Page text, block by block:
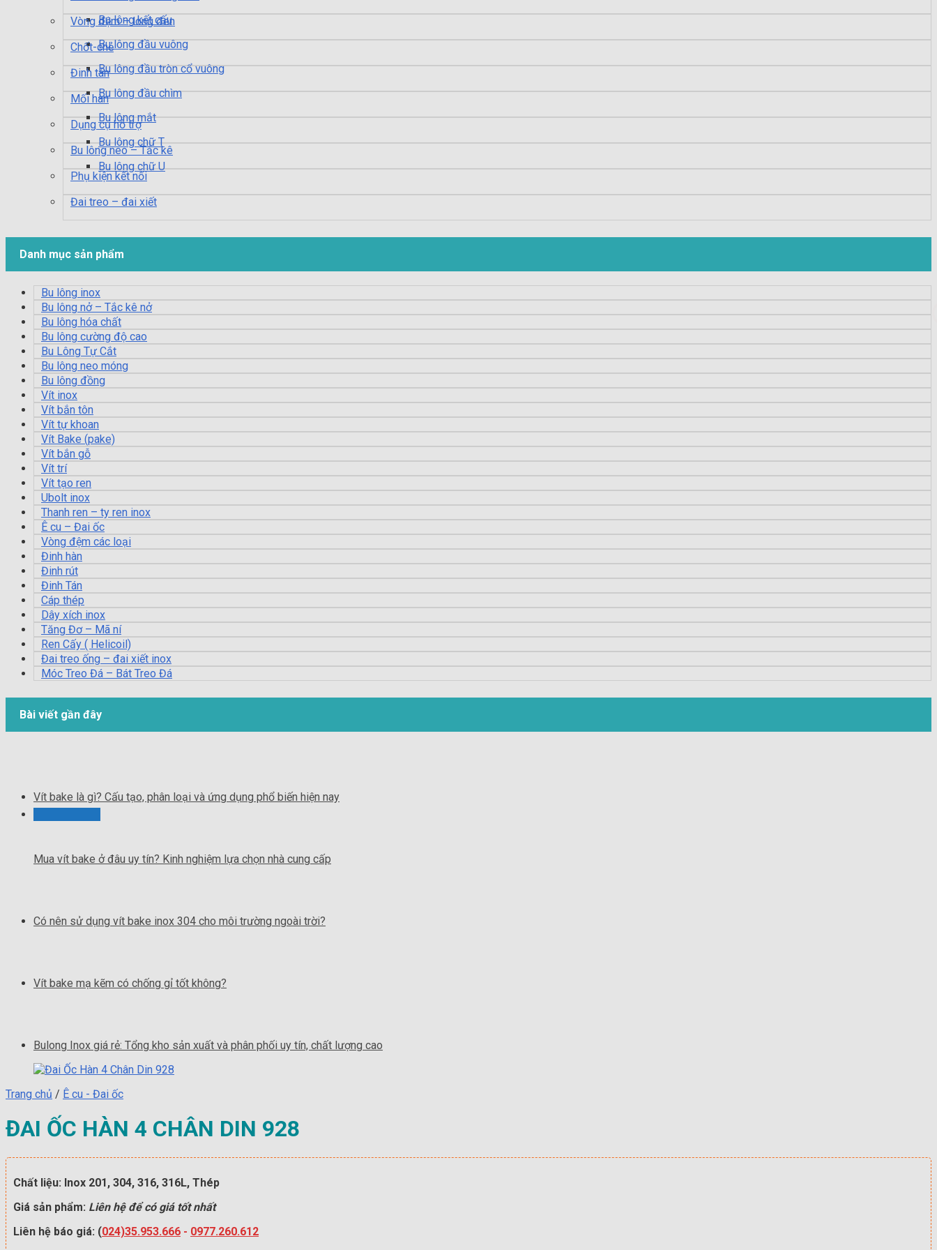
Bu lông kết cấu
Bu lông đầu vuông
Bu lông đầu tròn cổ vuông
Bu lông đầu chìm
Bu lông mắt
Bu lông chữ T
Bu lông chữ U
Vòng đệm – long đen
Chốt-chẻ
Đinh tán
Mối hàn
Dụng cụ hỗ trợ
Bu lông neo – Tắc kê
Phụ kiện kết nối
Đai treo – đai xiết
Danh mục sản phẩm
Bu lông inox
Bu lông nở – Tắc kê nở
Bu lông hóa chất
Bu lông cường độ cao
Bu Lông Tự Cắt
Bu lông neo móng
Bu lông đồng
Vít inox
Vít bắn tôn
Vít tự khoan
Vít Bake (pake)
Vít bắn gỗ
Vít trí
Vít tạo ren
Ubolt inox
Thanh ren – ty ren inox
Ê cu – Đai ốc
Vòng đệm các loại
Đinh hàn
Đinh rút
Đinh Tán
Cáp thép
Dây xích inox
Tăng Đơ – Mã ní
Ren Cấy ( Helicoil)
Đai treo ống – đai xiết inox
Móc Treo Đá – Bát Treo Đá
Bài viết gần đây
Vít bake là gì? Cấu tạo, phân loại và ứng dụng phổ biến hiện nay
Mua vít bake ở đâu uy tín? Kinh nghiệm lựa chọn nhà cung cấp
Có nên sử dụng vít bake inox 304 cho môi trường ngoài trời?
Vít bake mạ kẽm có chống gỉ tốt không?
Bulong Inox giá rẻ: Tổng kho sản xuất và phân phối uy tín, chất lượng cao
Trang chủ / Ê cu - Đai ốc
ĐAI ỐC HÀN 4 CHÂN DIN 928
Chất liệu: Inox 201, 304, 316, 316L, Thép
Giá sản phẩm: Liên hệ để có giá tốt nhất
Liên hệ báo giá: (024)35.953.666 - 0977.260.612